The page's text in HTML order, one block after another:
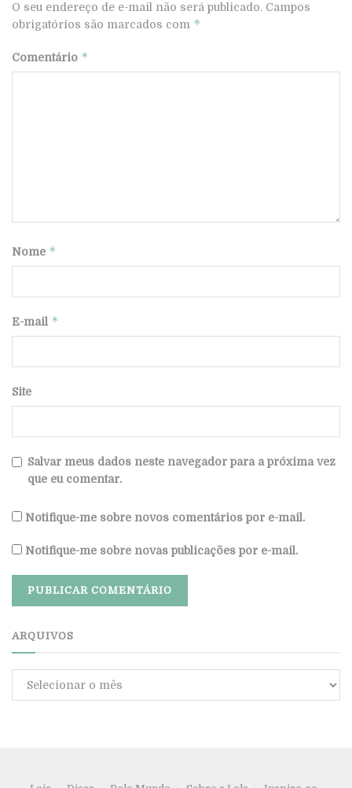
O seu endereço de e-mail não será publicado. Campos
obrigatórios são marcados com *
Comentário *
Nome *
E-mail *
Site
Salvar meus dados neste navegador para a próxima vez
que eu comentar.
Notifique-me sobre novos comentários por e-mail.
Notifique-me sobre novas publicações por e-mail.
ARQUIVOS
Arquivos